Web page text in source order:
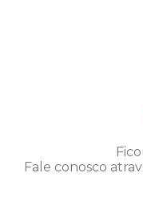
Fale conosco